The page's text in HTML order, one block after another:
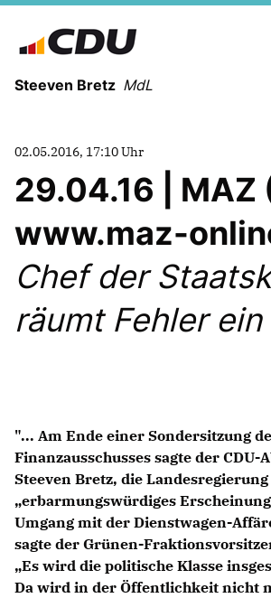
Steeven Bretz MdL
VITA
PRESSEFOTOS
MEIN BÜRGERBÜRO
Kleine Anfragen
CDU Deutschland
CDU Fraktion im
CDU Brandenburg
CDU Potsdam
02.05.2016, 17:10 Uhr
29.04.16 | MAZ
www.maz-
Chef der
räumt Fehler ein
"... Am Ende einer Sondersitzung
Finanzausschusses sagte der CDU-
Steeven Bretz, die
erbarmungswürdiges
Umgang mit der Dienstwagen-
sagte der Grünen-
Es wird die politische Klasse
Da wird in der Öffentlichkeit nicht